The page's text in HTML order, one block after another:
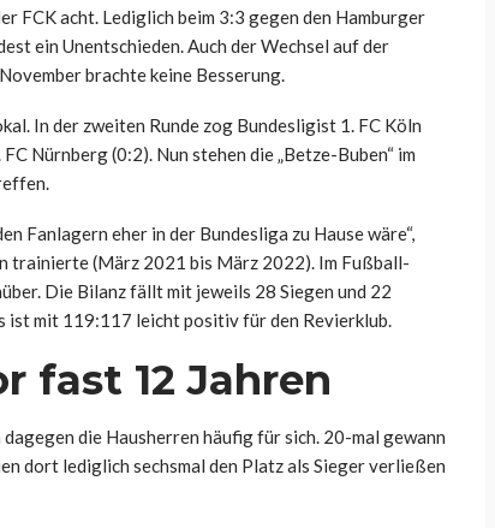
FCK acht. Lediglich beim 3:3 gegen den Hamburger
ein Unentschieden. Auch der Wechsel auf der
brachte keine Besserung.
In der zweiten Runde zog Bundesligist 1. FC Köln
Nürnberg (0:2). Nun stehen die „Betze-Buben“ im
Fanlagern eher in der Bundesliga zu Hause wäre“,
trainierte (März 2021 bis März 2022). Im Fußball-
Die Bilanz fällt mit jeweils 28 Siegen und 22
ist mit 119:117 leicht positiv für den Revierklub.
fast 12 Jahren
die Hausherren häufig für sich. 20-mal gewann
dort lediglich sechsmal den Platz als Sieger verließen